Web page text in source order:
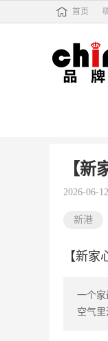
首页
【
2026-06-
新港
【新
一个家
空气